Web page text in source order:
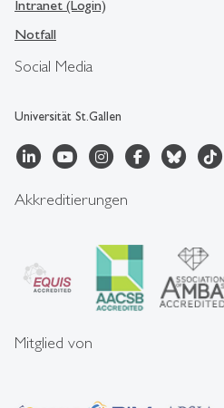
Social Media
Universität St.Gallen
Intranet (Login)
Notfall
Akkreditierungen
Mitglied von